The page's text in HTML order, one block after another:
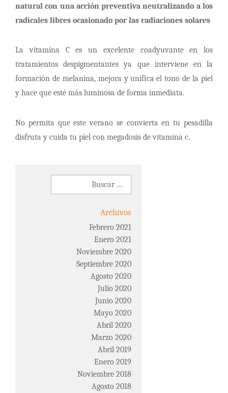
natural con una acción preventiva neutralizando a los
radicales libres ocasionado por las radiaciones solares
La vitamina C es un excelente coadyuvante en los
tratamientos despigmentantes ya que interviene en la
formación de melanina, mejora y unifica el tono de la piel
y hace que esté más luminosa de forma inmediata.
No permita que este verano se convierta en tu pesadilla
disfruta y cuida tu piel con megadosis de vitamina c.
Archivos
Febrero 2021
Enero 2021
Noviembre 2020
Septiembre 2020
Agosto 2020
Julio 2020
Junio 2020
Mayo 2020
Abril 2020
Marzo 2020
Abril 2019
Enero 2019
Noviembre 2018
Agosto 2018